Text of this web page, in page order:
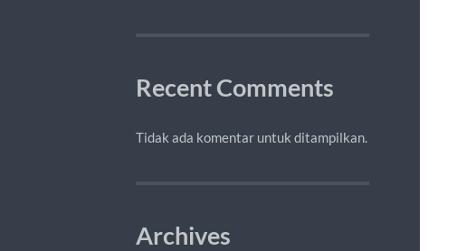
Recent Comments
Tidak ada komentar untuk ditampilkan.
Archives